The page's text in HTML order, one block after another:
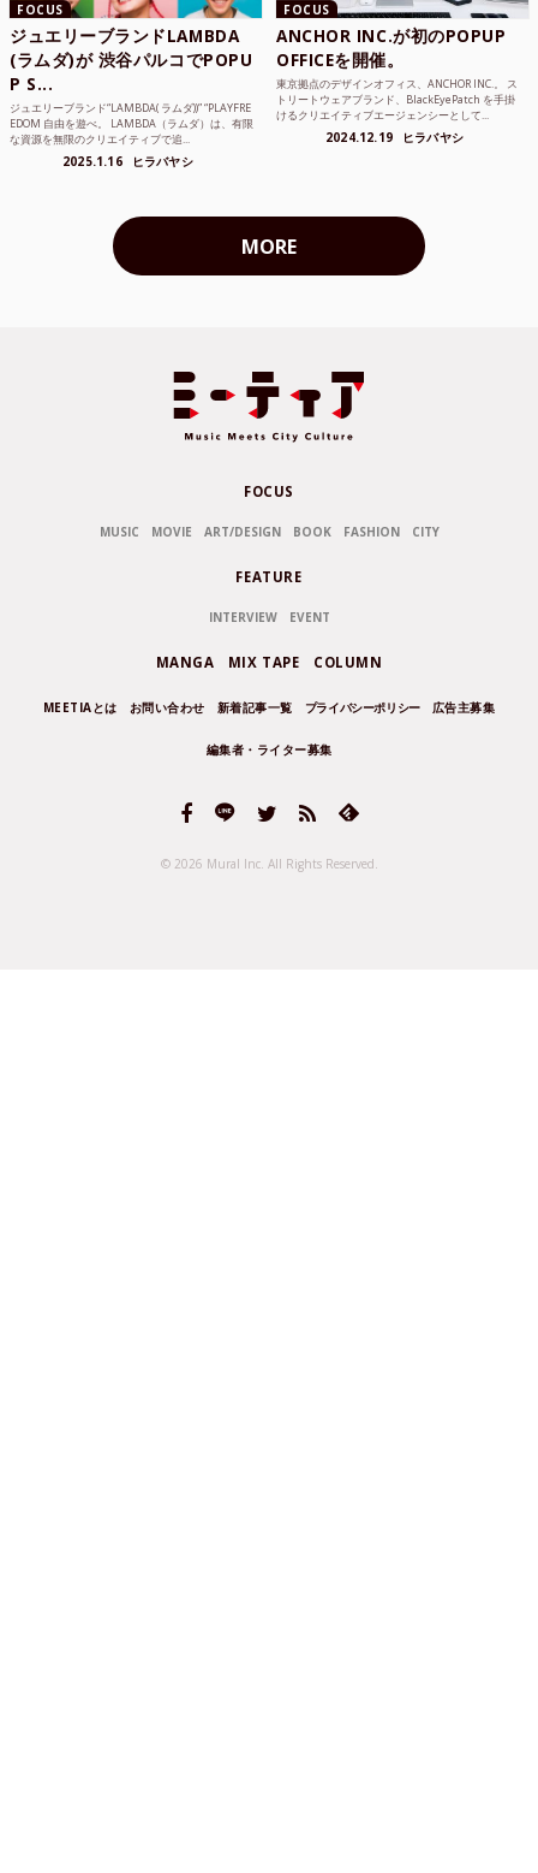
FOCUS
ジュエリーブランドLAMBDA
(ラムダ)が 渋谷パルコでPOPU
P S...
ジュエリーブランド“LAMBDA( ラムダ))” “PLAYFRE
EDOM 自由を遊べ。 LAMBDA（ラムダ）は、有限
な資源を無限のクリエイティブで追...
2025.1.16 ヒラバヤシ
FOCUS
ANCHOR INC.が初のPOPUP
OFFICEを開催。
東京拠点のデザインオフィス、ANCHOR INC.。 ス
トリートウェアブランド、BlackEyePatch を手掛
けるクリエイティブエージェンシーとして...
2024.12.19 ヒラバヤシ
MORE
FOCUS
MUSIC MOVIE ART/DESIGN BOOK FASHION CITY
FEATURE
INTERVIEW EVENT
MANGA MIX TAPE COLUMN
MEETIAとは お問い合わせ 新着記事一覧 プライバシーポリシー 広告主募集
編集者・ライター募集
© 2026 Mural Inc. All Rights Reserved.